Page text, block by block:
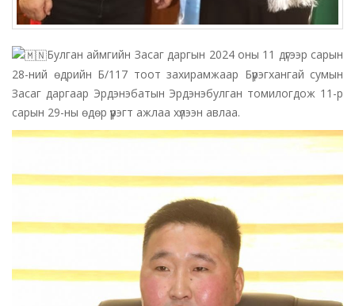
Булган аймгийн Засаг даргын 2024 оны 11 дүгээр сарын
28-ний өдрийн Б/117 тоот захирамжаар Бүрэгхангай сумын
Засаг даргаар Эрдэнэбатын Эрдэнэбулган томилогдож 11-р
сарын 29-ны өдөр үүрэгт ажлаа хүлээн авлаа.